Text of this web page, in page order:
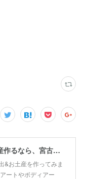
宮古島で思い出・お土産作るなら、宮古島思い出アート。人気のボディアートやチョークアート、海レジンアート体験が楽しめます！
&お土産を作ってみま
ートやボディアー